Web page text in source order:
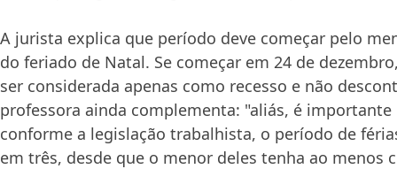
A jurista explica que período deve começar pelo
do feriado de Natal. Se começar em 24 de
ser considerada apenas como recesso e não
professora ainda complementa: "aliás, é
conforme a legislação trabalhista, o período de
em três, desde que o menor deles tenha ao menos